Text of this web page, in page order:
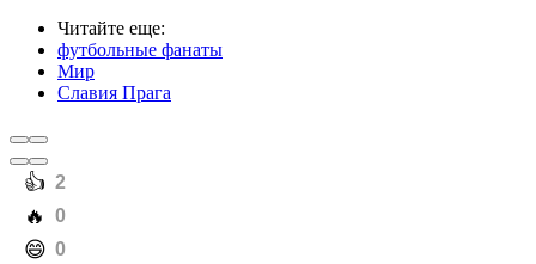
Читайте еще:
футбольные фанаты
Мир
Славия Прага
️👍 2
️🔥 0
️😄 0